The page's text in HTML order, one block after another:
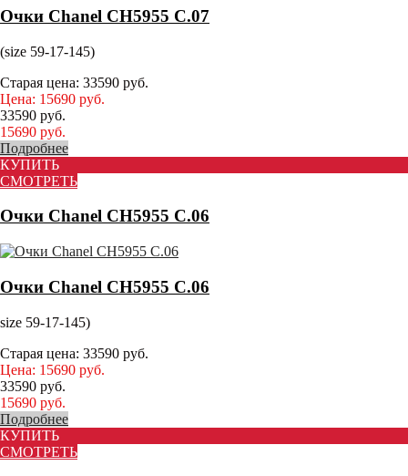
Очки Chanel CH5955 С.07
(size 59-17-145)
Старая цена: 33590 руб.
Цена: 15690 руб.
33590 руб.
15690 руб.
Подробнее
КУПИТЬ
СМОТРЕТЬ
Очки Chanel CH5955 С.06
Очки Chanel CH5955 С.06
size 59-17-145)
Старая цена: 33590 руб.
Цена: 15690 руб.
33590 руб.
15690 руб.
Подробнее
КУПИТЬ
СМОТРЕТЬ